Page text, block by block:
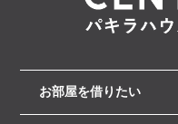
お部屋を借りたい